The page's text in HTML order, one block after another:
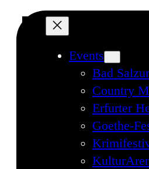
Events
Bad
Country
Erfurter
Goethe-